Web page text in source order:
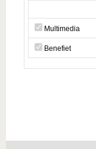
Multimedia
Benefiet